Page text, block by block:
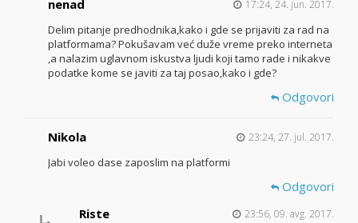
nenad 17:24, 24. jun. 2017.
Delim pitanje predhodnika,kako i gde se prijaviti za rad na
platformama? Pokušavam već duže vreme preko interneta
,a nalazim uglavnom iskustva ljudi koji tamo rade i nikakve
podatke kome se javiti za taj posao,kako i gde?
Odgovori
Nikola 23:24, 27. jul. 2017.
Jabi voleo dase zaposlim na platformi
Odgovori
Riste
23:56, 09. avg. 2017.